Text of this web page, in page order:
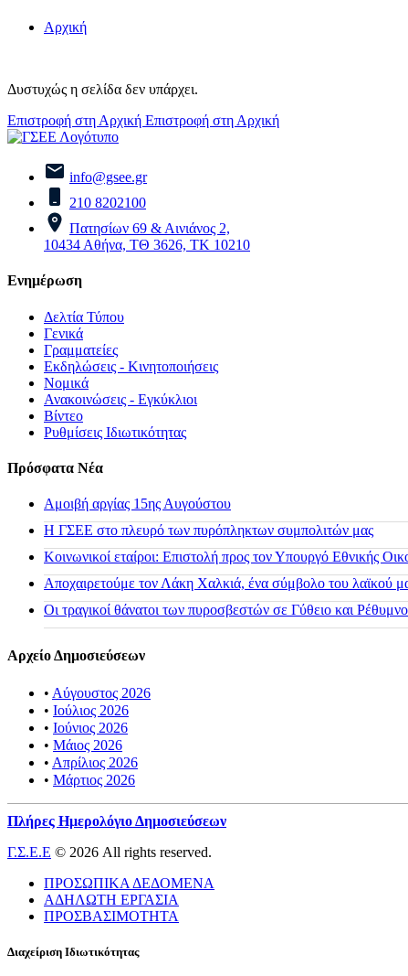
Αρχική
Δυστυχώς η σελίδα δεν υπάρχει.
Επιστροφή στη Αρχική Επιστροφή στη Αρχική
info@gsee.gr
210 8202100
Πατησίων 69 & Αινιάνος 2,
10434 Αθήνα, ΤΘ 3626, ΤΚ 10210
Ενημέρωση
Δελτία Τύπου
Γενικά
Γραμματείες
Εκδηλώσεις - Κινητοποιήσεις
Νομικά
Ανακοινώσεις - Εγκύκλιοι
Βίντεο
Ρυθμίσεις Ιδιωτικότητας
Πρόσφατα Νέα
Αμοιβή αργίας 15ης Αυγούστου
H ΓΣΕΕ στο πλευρό των πυρόπληκτων συμπολιτών μας
Κοινωνικοί εταίροι: Επιστολή προς τον Υπουργό Εθνικής
Αποχαιρετούμε τον Λάκη Χαλκιά, ένα σύμβολο του λαϊκού
Οι τραγικοί θάνατοι των πυροσβεστών σε Γύθειο και
Αρχείο Δημοσιεύσεων
• Αύγουστος 2026
• Ιούλιος 2026
• Ιούνιος 2026
• Μάιος 2026
• Απρίλιος 2026
• Μάρτιος 2026
Πλήρες Ημερολόγιο Δημοσιεύσεων
Γ.Σ.Ε.Ε © 2026 All rights reserved.
ΠΡΟΣΩΠΙΚΑ ΔΕΔΟΜΕΝΑ
ΑΔΗΛΩΤΗ ΕΡΓΑΣΙΑ
ΠΡΟΣΒΑΣΙΜΟΤΗΤΑ
Διαχείριση Ιδιωτικότητας